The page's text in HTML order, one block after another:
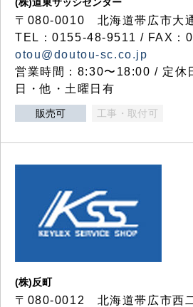
〒080-0010 北海道帯広市大
TEL：0155-48-9511 / FAX：
otou@doutou-sc.co.jp
営業時間：8:30〜18:00 / 定休
日・他・土曜日有
販売可 工事・取付可
(株)反町
〒080-0012 北海道帯広市西